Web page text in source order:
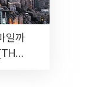
일까